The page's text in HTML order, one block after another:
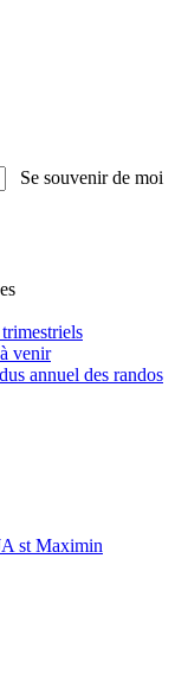
Se souvenir de moi
venir
annuel des randos
st Maximin